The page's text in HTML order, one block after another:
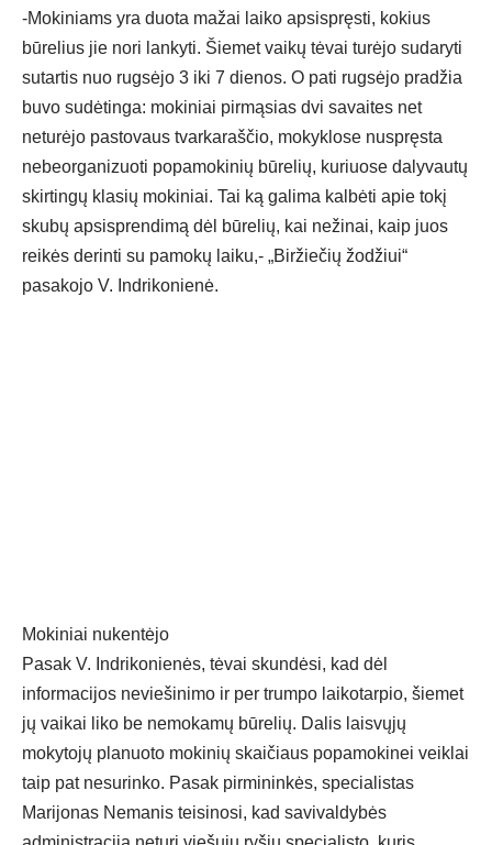
-Mokiniams yra duota mažai laiko apsispręsti, kokius
būrelius jie nori lankyti. Šiemet vaikų tėvai turėjo sudaryti
sutartis nuo rugsėjo 3 iki 7 dienos. O pati rugsėjo pradžia
buvo sudėtinga: mokiniai pirmąsias dvi savaites net
neturėjo pastovaus tvarkaraščio, mokyklose nuspręsta
nebeorganizuoti popamokinių būrelių, kuriuose dalyvautų
skirtingų klasių mokiniai. Tai ką galima kalbėti apie tokį
skubų apsisprendimą dėl būrelių, kai nežinai, kaip juos
reikės derinti su pamokų laiku,- „Biržiečių žodžiui“
pasakojo V. Indrikonienė.
Mokiniai nukentėjo
Pasak V. Indrikonienės, tėvai skundėsi, kad dėl
informacijos neviešinimo ir per trumpo laikotarpio, šiemet
jų vaikai liko be nemokamų būrelių. Dalis laisvųjų
mokytojų planuoto mokinių skaičiaus popamokinei veiklai
taip pat nesurinko. Pasak pirmininkės, specialistas
Marijonas Nemanis teisinosi, kad savivaldybės